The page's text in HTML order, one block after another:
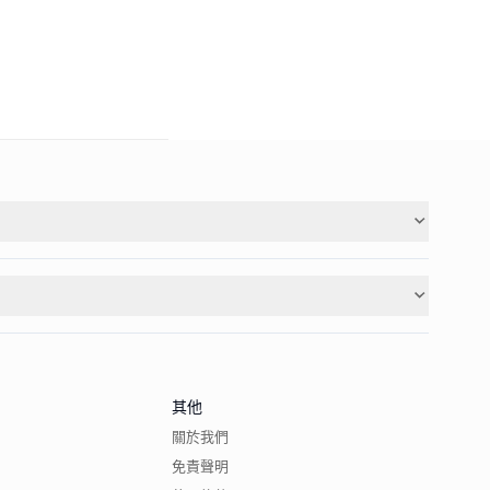
其他
關於我們
免責聲明